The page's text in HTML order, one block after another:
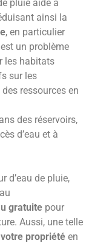
pluie aide à
ainsi la
, en particulier
est un problème
les habitats
sur les
ressources en
des réservoirs,
d’eau et à
d’eau de pluie,
gratuite pour
Aussi, une telle
propriété en